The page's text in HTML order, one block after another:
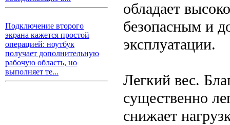
Подключение второго
экрана кажется простой
операцией: ноутбук
получает дополнительную
рабочую область, но
выполняет те...
обладает
безопасным и
эксплуатации.
Легкий вес.
существенно
снижает